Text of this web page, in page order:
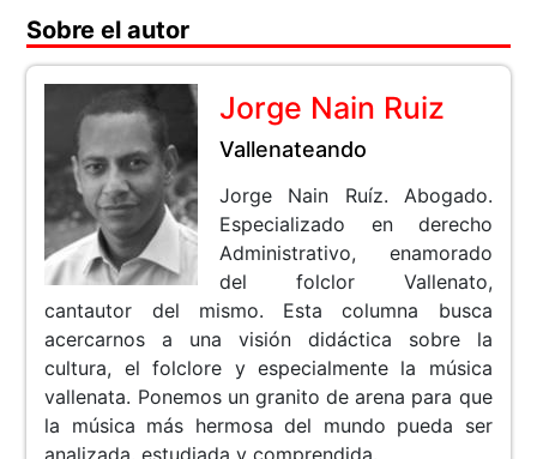
Sobre el autor
Jorge Nain Ruiz
Vallenateando
Jorge Nain Ruíz. Abogado.
Especializado en derecho
Administrativo, enamorado
del folclor Vallenato,
cantautor del mismo. Esta columna busca
acercarnos a una visión didáctica sobre la
cultura, el folclore y especialmente la música
vallenata. Ponemos un granito de arena para que
la música más hermosa del mundo pueda ser